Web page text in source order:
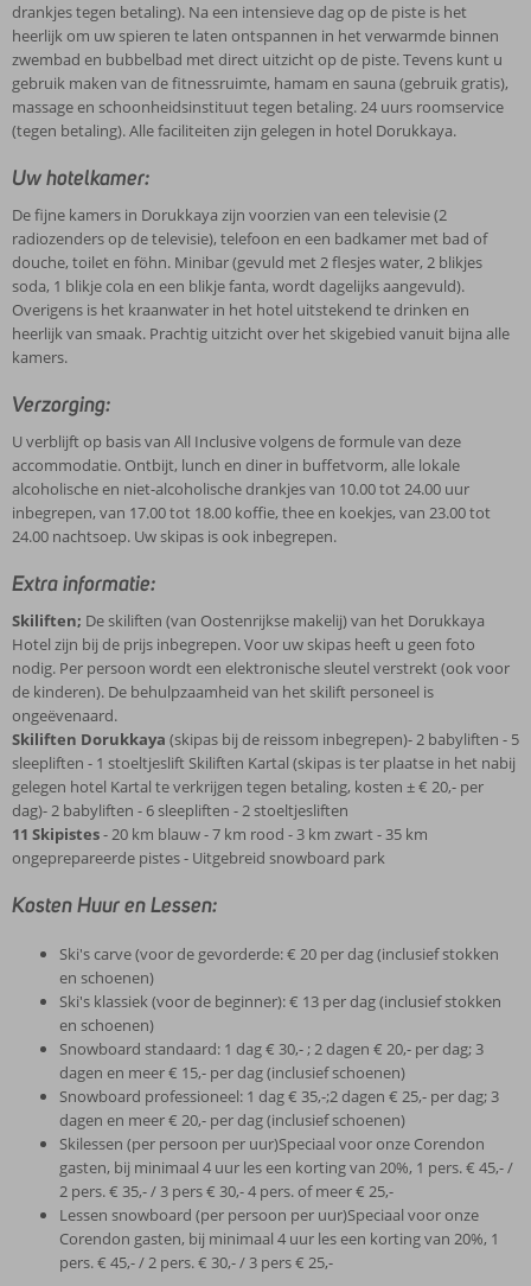
drankjes tegen betaling). Na een intensieve dag op de piste is het
heerlijk om uw spieren te laten ontspannen in het verwarmde binnen
zwembad en bubbelbad met direct uitzicht op de piste. Tevens kunt u
gebruik maken van de fitnessruimte, hamam en sauna (gebruik gratis),
massage en schoonheidsinstituut tegen betaling. 24 uurs roomservice
(tegen betaling). Alle faciliteiten zijn gelegen in hotel Dorukkaya.
Uw hotelkamer:
De fijne kamers in Dorukkaya zijn voorzien van een televisie (2
radiozenders op de televisie), telefoon en een badkamer met bad of
douche, toilet en föhn. Minibar (gevuld met 2 flesjes water, 2 blikjes
soda, 1 blikje cola en een blikje fanta, wordt dagelijks aangevuld).
Overigens is het kraanwater in het hotel uitstekend te drinken en
heerlijk van smaak. Prachtig uitzicht over het skigebied vanuit bijna alle
kamers.
Verzorging:
U verblijft op basis van All Inclusive volgens de formule van deze
accommodatie. Ontbijt, lunch en diner in buffetvorm, alle lokale
alcoholische en niet-alcoholische drankjes van 10.00 tot 24.00 uur
inbegrepen, van 17.00 tot 18.00 koffie, thee en koekjes, van 23.00 tot
24.00 nachtsoep. Uw skipas is ook inbegrepen.
Extra informatie:
Skiliften; De skiliften (van Oostenrijkse makelij) van het Dorukkaya
Hotel zijn bij de prijs inbegrepen. Voor uw skipas heeft u geen foto
nodig. Per persoon wordt een elektronische sleutel verstrekt (ook voor
de kinderen). De behulpzaamheid van het skilift personeel is
ongeëvenaard.
Skiliften Dorukkaya (skipas bij de reissom inbegrepen)- 2 babyliften - 5
sleepliften - 1 stoeltjeslift Skiliften Kartal (skipas is ter plaatse in het nabij
gelegen hotel Kartal te verkrijgen tegen betaling, kosten ± € 20,- per
dag)- 2 babyliften - 6 sleepliften - 2 stoeltjesliften
11 Skipistes- 20 km blauw - 7 km rood - 3 km zwart - 35 km
ongeprepareerde pistes - Uitgebreid snowboard park
Kosten Huur en Lessen:
Ski's carve (voor de gevorderde: € 20 per dag (inclusief stokken
en schoenen)
Ski's klassiek (voor de beginner): € 13 per dag (inclusief stokken
en schoenen)
Snowboard standaard: 1 dag € 30,- ; 2 dagen € 20,- per dag; 3
dagen en meer € 15,- per dag (inclusief schoenen)
Snowboard professioneel: 1 dag € 35,-;2 dagen € 25,- per dag; 3
dagen en meer € 20,- per dag (inclusief schoenen)
Skilessen (per persoon per uur)Speciaal voor onze Corendon
gasten, bij minimaal 4 uur les een korting van 20%, 1 pers. € 45,- /
2 pers. € 35,- / 3 pers € 30,- 4 pers. of meer € 25,-
Lessen snowboard (per persoon per uur)Speciaal voor onze
Corendon gasten, bij minimaal 4 uur les een korting van 20%, 1
pers. € 45,- / 2 pers. € 30,- / 3 pers € 25,-